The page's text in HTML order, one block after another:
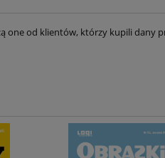
one od klientów, którzy kupili dany